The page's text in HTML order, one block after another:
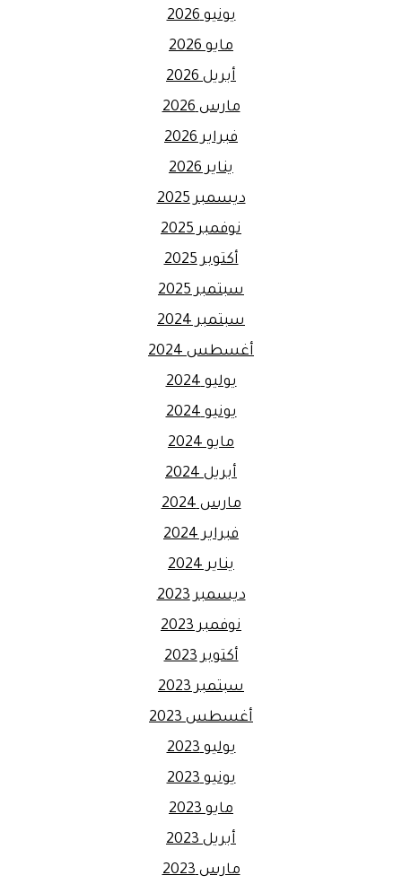
يونيو 2026
مايو 2026
أبريل 2026
مارس 2026
فبراير 2026
يناير 2026
ديسمبر 2025
نوفمبر 2025
أكتوبر 2025
سبتمبر 2025
سبتمبر 2024
أغسطس 2024
يوليو 2024
يونيو 2024
مايو 2024
أبريل 2024
مارس 2024
فبراير 2024
يناير 2024
ديسمبر 2023
نوفمبر 2023
أكتوبر 2023
سبتمبر 2023
أغسطس 2023
يوليو 2023
يونيو 2023
مايو 2023
أبريل 2023
مارس 2023